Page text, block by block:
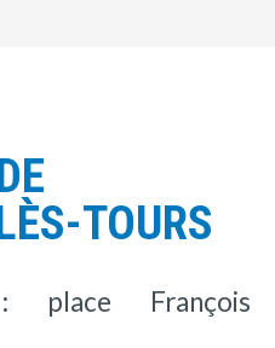
TOURS
place François